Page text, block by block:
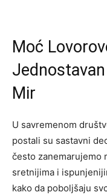
Moć
Mir
U savremenom
postali su sastavni
često zanemarujemo
sretnijima i
kako da poboljšaju